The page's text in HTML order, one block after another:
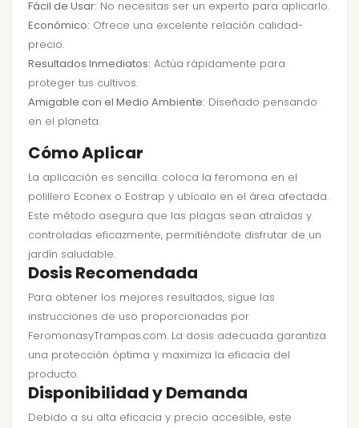
Fácil de Usar: No necesitas ser un experto para aplicarlo.
Económico: Ofrece una excelente relación calidad-
precio.
Resultados Inmediatos: Actúa rápidamente para
proteger tus cultivos.
Amigable con el Medio Ambiente: Diseñado pensando
en el planeta.
Cómo Aplicar
La aplicación es sencilla: coloca la feromona en el
polillero Econex o Eostrap y ubícalo en el área afectada.
Este método asegura que las plagas sean atraídas y
controladas eficazmente, permitiéndote disfrutar de un
jardín saludable.
Dosis Recomendada
Para obtener los mejores resultados, sigue las
instrucciones de uso proporcionadas por
FeromonasyTrampas.com. La dosis adecuada garantiza
una protección óptima y maximiza la eficacia del
producto.
Disponibilidad y Demanda
Debido a su alta eficacia y precio accesible, este